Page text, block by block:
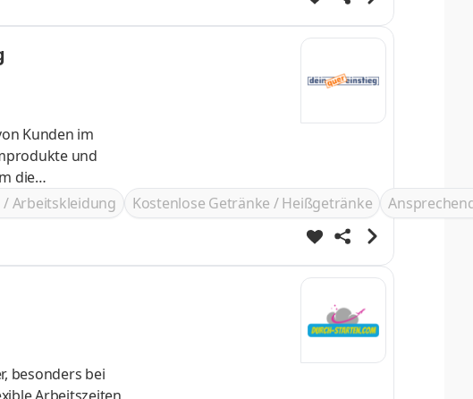
Kunden im
Arbeitskleidung Kostenlose Getränke / Heißgetränke